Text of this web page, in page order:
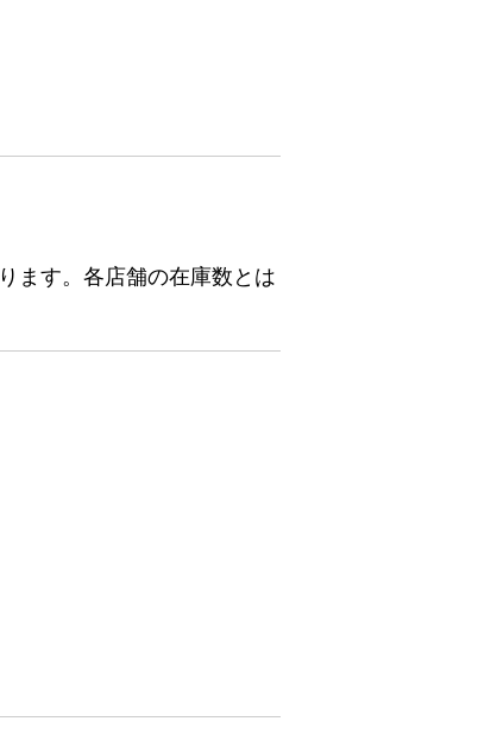
ます。各店舗の在庫数とは